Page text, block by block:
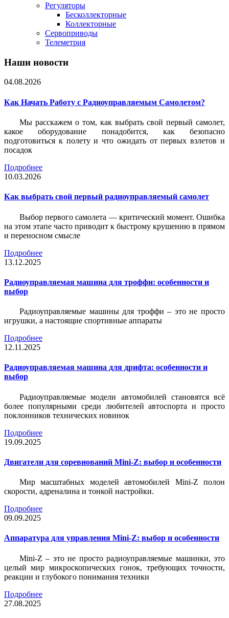
Регуляторы
Бесколлекторные
Коллекторные
Сервоприводы
Телеметрия
Наши новости
04.08.2026
Как Начать Работу с Радиоуправляемым Самолетом?
Мы расскажем о том, как выбрать свой первый самолет,
какое оборудование понадобится, как безопасно
подготовиться к полету и что ожидать от первых взлетов и
посадок
Подробнее
10.03.2026
Как выбрать свой первый радиоуправляемый самолет
Выбор первого самолета — критический момент. Ошибка
на этом этапе часто приводит к быстрому крушению в прямом
и переносном смысле
Подробнее
13.12.2025
Радиоуправляемая машина для троффи: особенности и
выбор
Радиоуправляемые машины для троффи – это не просто
игрушки, а настоящие спортивные аппараты
Подробнее
12.11.2025
Радиоуправляемая машина для дрифта: особенности и
выбор
Радиоуправляемые модели автомобилей становятся всё
более популярными среди любителей автоспорта и просто
поклонников технических новинок
Подробнее
19.09.2025
Двигатели для соревнований Mini-Z: выбор и особенности
Мир масштабных моделей автомобилей Mini-Z полон
скорости, адреналина и тонкой настройки.
Подробнее
09.09.2025
Аппаратура для управления Mini-Z: выбор и особенности
Mini-Z – это не просто радиоуправляемые машинки, это
целый мир микроскопических гонок, требующих точности,
реакции и глубокого понимания техники
Подробнее
27.08.2025